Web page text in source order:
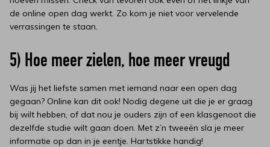
de online open dag werkt. Zo kom je niet voor vervelende
verrassingen te staan.
5) Hoe meer zielen, hoe meer vreugd
Was jij het liefste samen met iemand naar een open dag
gegaan? Online kan dit ook! Nodig degene uit die je er graag
bij wilt hebben, of dat nou je ouders zijn of een klasgenoot die
dezelfde studie wilt gaan doen. Met z’n tweeën sla je meer
informatie op dan in je eentje. Hartstikke handig!